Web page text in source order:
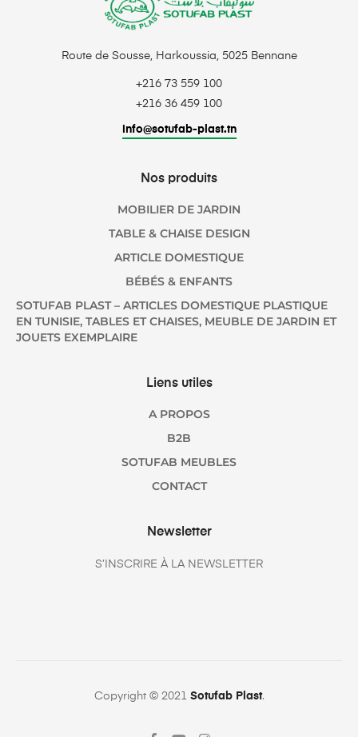
Route de Sousse, Harkoussia, 5025 Bennane
+216 73 559 100
+216 36 459 100
info@sotufab-plast.tn
Nos produits
MOBILIER DE JARDIN
TABLE & CHAISE DESIGN
ARTICLE DOMESTIQUE
BÉBÉS & ENFANTS
SOTUFAB PLAST – ARTICLES DOMESTIQUE PLASTIQUE
EN TUNISIE, TABLES ET CHAISES, MEUBLE DE JARDIN ET
JOUETS EXEMPLAIRE
Liens utiles
A PROPOS
B2B
SOTUFAB MEUBLES
CONTACT
Newsletter
S’INSCRIRE À LA NEWSLETTER
Copyright © 2021 Sotufab Plast.